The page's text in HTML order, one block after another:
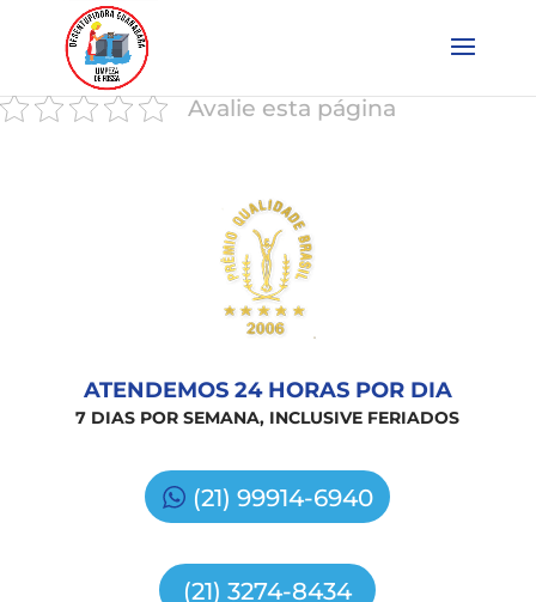
Avalie esta página
ATENDEMOS 24 HORAS POR DIA
7 DIAS POR SEMANA, INCLUSIVE FERIADOS
(21) 99914-6940
(21) 3274-8434